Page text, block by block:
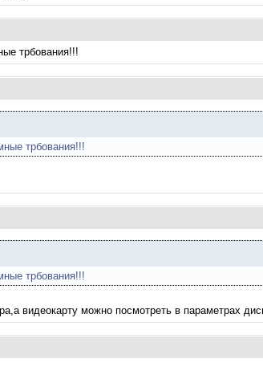
трбования!!!
трбования!!!
трбования!!!
видеокарту можно посмотреть в параметрах